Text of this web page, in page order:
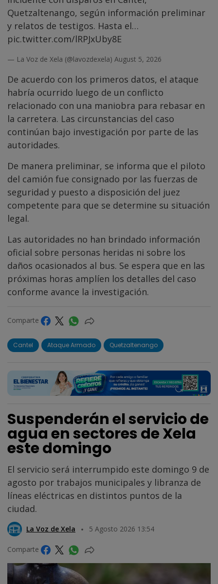
Quetzaltenango, según información preliminar
y relatos de testigos. Hasta el…
pic.twitter.com/lRPJxUby8E
— La Voz de Xela (@lavozdexela) August 5, 2026
De acuerdo con los primeros datos, el ataque
habría ocurrido luego de un conflicto
relacionado con una maniobra para rebasar en
la carretera. Las circunstancias del caso
continúan bajo investigación por parte de las
autoridades.
De manera preliminar, se informa que el piloto
del camión fue consignado por las fuerzas de
seguridad y puesto a disposición del juez
competente para que se determine su situación
legal.
Las autoridades no han brindado información
oficial sobre personas heridas ni sobre los
daños ocasionados al bus. Se espera que en las
próximas horas amplíen los detalles del caso
conforme avance la investigación.
Comparte
Cantel Ataque Armado Quetzaltenango
Suspenderán el servicio de
agua en sectores de Xela
este domingo
El servicio será interrumpido este domingo 9 de
agosto por trabajos municipales y libranza de
líneas eléctricas en distintos puntos de la
ciudad.
La Voz de Xela 5 Agosto 2026 13:54
Comparte